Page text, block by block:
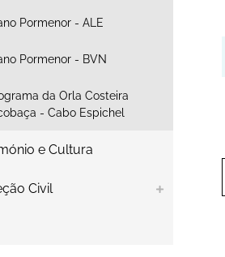
Pormenor - ALE
Pormenor - BVN
da Orla Costeira
- Cabo Espichel
e Cultura
Civil